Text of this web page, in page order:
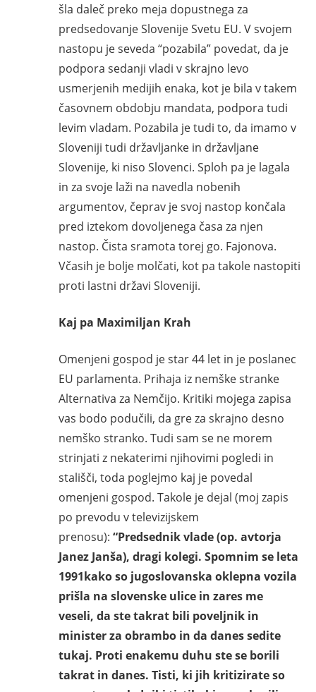
šla daleč preko meja dopustnega za
predsedovanje Slovenije Svetu EU. V svojem
nastopu je seveda “pozabila” povedat, da je
podpora sedanji vladi v skrajno levo
usmerjenih medijih enaka, kot je bila v takem
časovnem obdobju mandata, podpora tudi
levim vladam. Pozabila je tudi to, da imamo v
Sloveniji tudi državljanke in državljane
Slovenije, ki niso Slovenci. Sploh pa je lagala
in za svoje laži na navedla nobenih
argumentov, čeprav je svoj nastop končala
pred iztekom dovoljenega časa za njen
nastop. Čista sramota torej go. Fajonova.
Včasih je bolje molčati, kot pa takole nastopiti
proti lastni državi Sloveniji.
Kaj pa Maximiljan Krah
Omenjeni gospod je star 44 let in je poslanec
EU parlamenta. Prihaja iz nemške stranke
Alternativa za Nemčijo. Kritiki mojega zapisa
vas bodo podučili, da gre za skrajno desno
nemško stranko. Tudi sam se ne morem
strinjati z nekaterimi njihovimi pogledi in
stališči, toda poglejmo kaj je povedal
omenjeni gospod. Takole je dejal (moj zapis
po prevodu v televizijskem
prenosu): “Predsednik vlade (op. avtorja
Janez Janša), dragi kolegi. Spomnim se leta
1991kako so jugoslovanska oklepna vozila
prišla na slovenske ulice in zares me
veseli, da ste takrat bili poveljnik in
minister za obrambo in da danes sedite
tukaj. Proti enakemu duhu ste se borili
takrat in danes. Tisti, ki jih kritizirate so